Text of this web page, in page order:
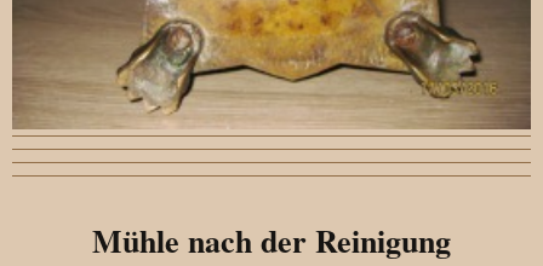
Mühle nach der Reinigung